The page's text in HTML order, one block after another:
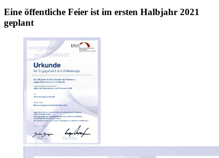
Eine öffentliche Feier ist im ersten Halbjahr 2021
geplant